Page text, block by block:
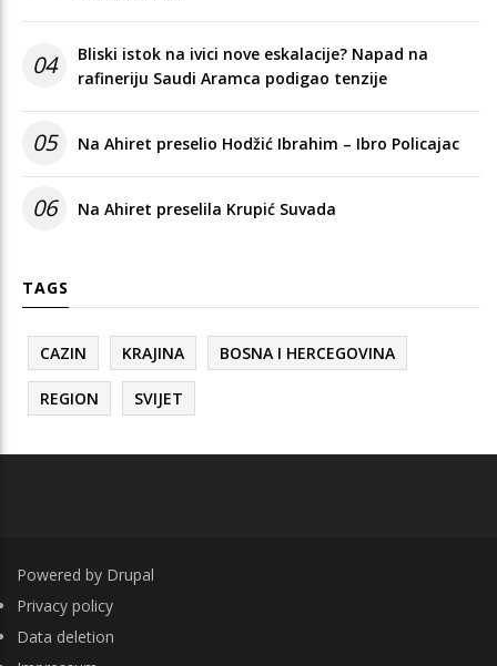
04
Bliski istok na ivici nove eskalacije? Napad na
rafineriju Saudi Aramca podigao tenzije
05 Na Ahiret preselio Hodžić Ibrahim – Ibro Policajac
06 Na Ahiret preselila Krupić Suvada
TAGS
CAZIN KRAJINA BOSNA I HERCEGOVINA
REGION SVIJET
Powered by Drupal
FOOTER
Privacy policy
Data deletion